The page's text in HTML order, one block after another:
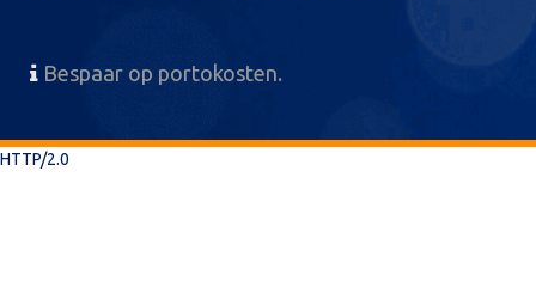
Bespaar op portokosten.
HTTP/2.0